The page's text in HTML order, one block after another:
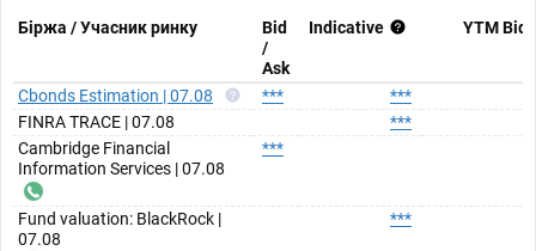
Біржа / Учасник ринку
Bid
/
Ask
Indicative YTM Bid
Cbonds Estimation | 07.08 *** ***
FINRA TRACE | 07.08
***
Cambridge Financial
Information Services | 07.08
***
Fund valuation: BlackRock |
07.08
***